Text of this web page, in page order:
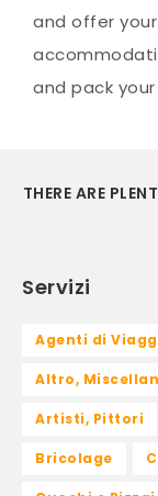
and offer
and pack
THERE ARE
Servizi
Agenti di
Altro,
Artisti, Pittori
Bricolage